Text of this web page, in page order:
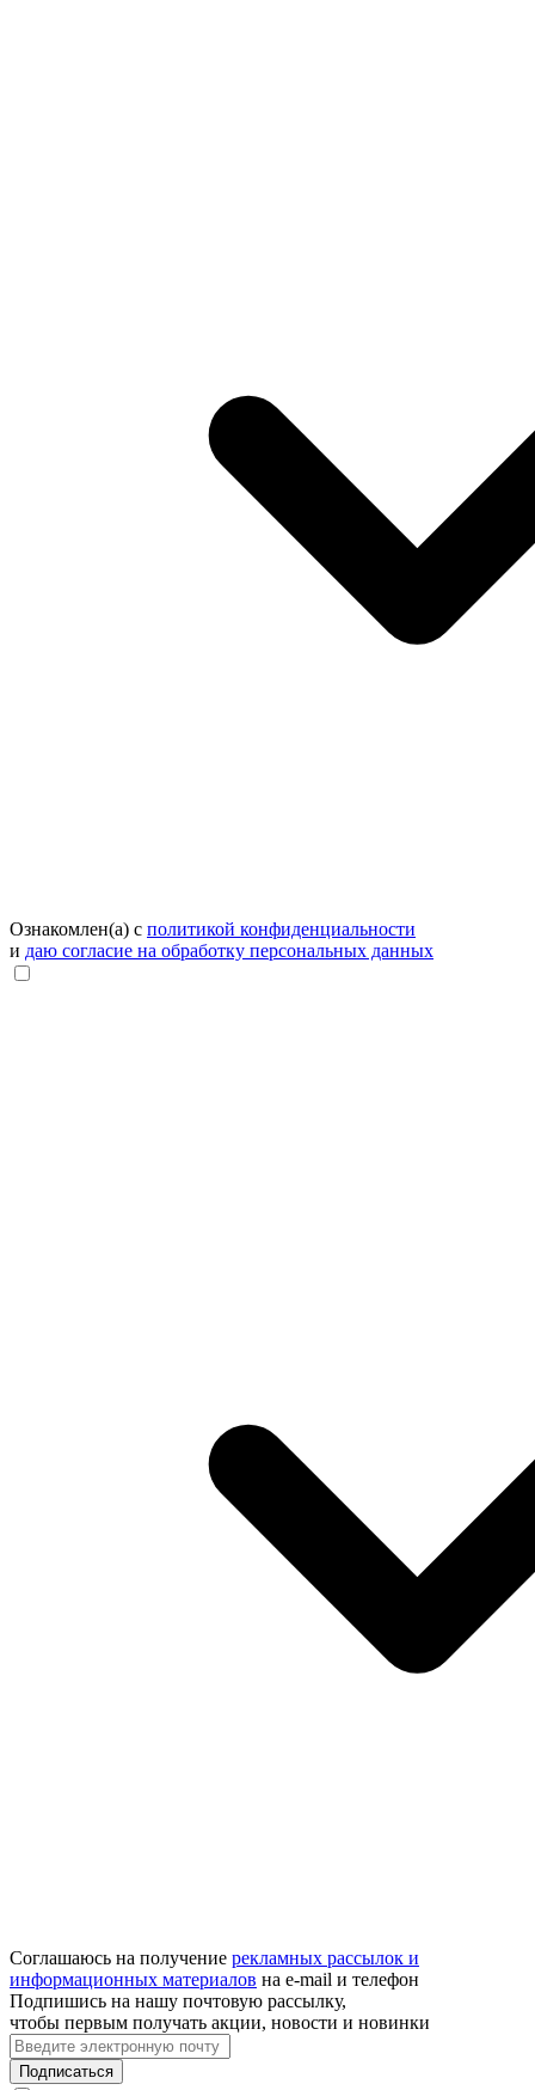
Ознакомлен(а) с политикой конфиденциальности
и даю согласие на обработку персональных данных
Соглашаюсь на получение рекламных рассылок и
информационных материалов на e‑mail и телефон
Подпишись на нашу почтовую рассылку,
чтобы первым получать акции, новости и новинки
Подписаться